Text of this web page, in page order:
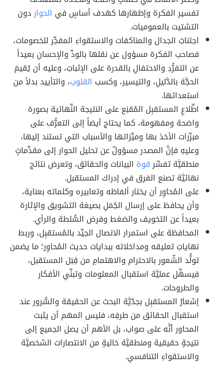
تفسير الفكرة وإظهارها كهدف أساسٍ في الحواردون
التشتيت بالعموميات.
اجتنابُ الجدال والمناكفات والاستقواءِ المفجِّر للخصومات،
فصاحب الفكرة مسؤول عن نقلها بالودِّ والإحسانِ بعيداً
عن التفرُّدِ والاحتفالِ بالقدرة على الإثباتِ، وعليه أن يُقيمَ
الحجَّة بالدَّليلِ، والتيسير، وكسب القلوب، والتأييد بدلاً من
استعدائها.
اطِّلاعِ المستقبِل المُقنِع على النتيجة النِّهائية بصورة
واضحة ومفهومة، كما يحتاج أيضاً إلى التعرُّف على
مبرِّرات الأخذ بها وميِّزاتها والأسباب التي تستند إليها،
وعليهِ فإنَّ المصدر مسؤولٌ عن تحليل الحوار إلى مقدِّماتٍ
منطقيَّة تفسِّرقوة البيانات والحقائق، وتعرض نتائج
نهائيَّة تصنع الفرق في إدراك المستقبل.
على المُحاوِر أن يختار ألفاظه وتعابيره وكلماته بعناية،
وأن يحافظ على إرسال الجُمَلِ بصيغة التشويق والإثارة
بعيداً عن التخويف والضغط وفرض السُّلطة والرأي.
المحافظة على استمرار الاتصال الجيِّد بالمُستقبِل، وربط
نهاياتِ تعليقه ومداخلاته ببدايات حديث المُحاوِر؛ ما يضمن
تولُّد الشّعور بالاحترام والاهتمامِ من قِبَل المستقبل،
فيسهِّل عمليَّة استقبال المعلومات وتبنِّي الأفكار
والطروحات.
إشعارُ المستقبِل بجدّيَّة البحث عن الحقيقة والسُّرور عند
استقبال الحقائق من طرفِه، فليس المهم أن يثبت
المحاور أنَّه على صواب، بل الأهم أن يصل الجميع إلى
نتيجةٍ حقيقية ومنطقيَّة خاليةٍ من الانتصارات الشخصيَّة
والاستقواءِ التنافسي.